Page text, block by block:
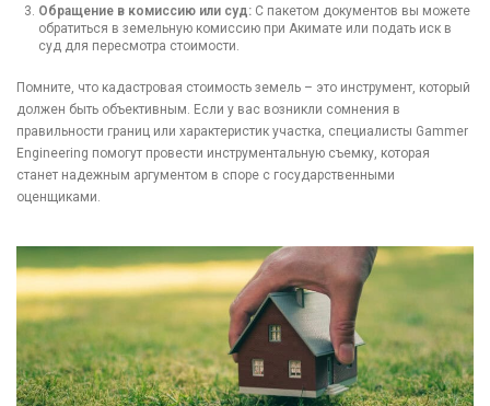
Обращение в комиссию или суд: С пакетом документов вы можете
обратиться в земельную комиссию при Акимате или подать иск в
суд для пересмотра стоимости.
Помните, что кадастровая стоимость земель – это инструмент, который
должен быть объективным. Если у вас возникли сомнения в
правильности границ или характеристик участка, специалисты Gammer
Engineering помогут провести инструментальную съемку, которая
станет надежным аргументом в споре с государственными
оценщиками.